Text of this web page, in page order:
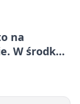
na
W środku